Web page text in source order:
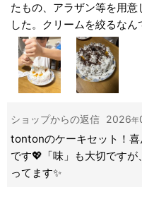
たもの、アラザン等を用
した。クリームを絞るな
ショップからの返信 2026年
tontonのケーキセット！
です💖「味」も大切です
ってます✨